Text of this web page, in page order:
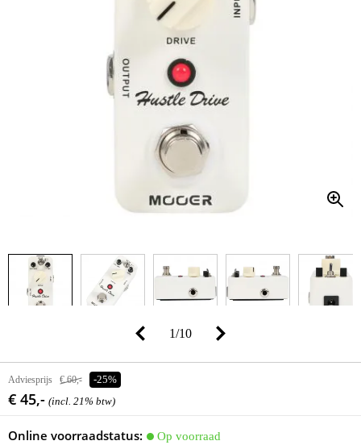
1/10
Adviesprijs € 60,- -25%
€ 45,- (incl. 21% btw)
Online voorraadstatus:
Op voorraad